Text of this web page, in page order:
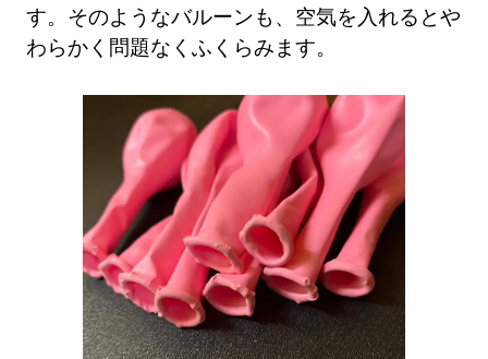
す。そのようなバルーンも、空気を入れるとや
わらかく問題なくふくらみます。